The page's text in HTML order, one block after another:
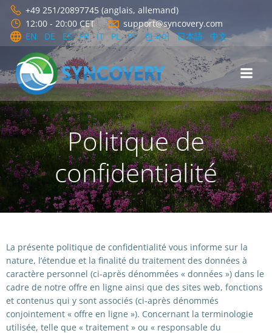
Aller
au
contenu
+49 251/20897745 (anglais, allemand)
12:00 - 20:00 CET
support@syncovery.com
EN
DE ES FR IT PL PT 한국어 日本語 中文
Politique de
confidentialité
La présente politique de confidentialité vous informe sur la
nature, l’étendue et la finalité du traitement des données à
caractère personnel (ci-après dénommées « données ») dans le
cadre de notre offre en ligne ainsi que des sites web, fonctions
et contenus qui y sont associés (ci-après dénommés
conjointement « offre en ligne »). Concernant la terminologie
utilisée, telle que « traitement » ou « responsable du